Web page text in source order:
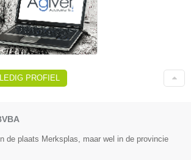
PROFIEL
de plaats Merksplas, maar wel in de provincie